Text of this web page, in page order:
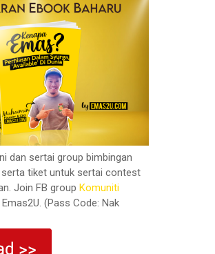
dan sertai group bimbingan
tiket untuk sertai contest
Join FB group Komuniti
(Pass Code: Nak